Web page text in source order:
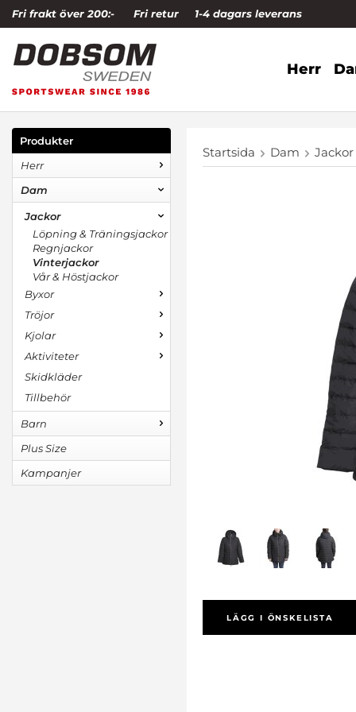
Fri frakt över 200:- Fri retur 1-4 dagars leverans
Herr
Produkter
Herr
Dam
Jackor
Löpning & Träningsjackor
Regnjackor
Vinterjackor
Vår & Höstjackor
Byxor
Tröjor
Kjolar
Aktiviteter
Skidkläder
Tillbehör
Barn
Plus Size
Kampanjer
Startsida Dam Jackor
LÄGG I ÖNSKELISTA